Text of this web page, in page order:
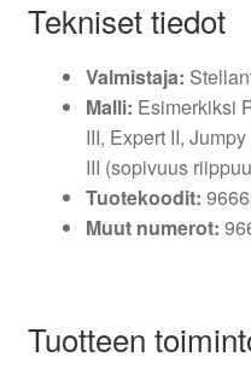
Tekniset tiedot
Valmistaja:
Malli: Esimerkiksi
III, Expert II,
III (sopivuus
Tuotekoodit:
Muut numerot:
Tuotteen